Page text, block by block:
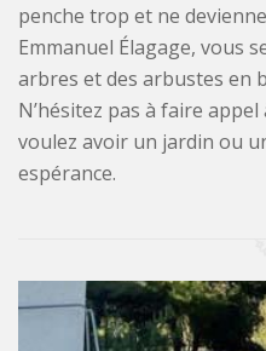
penche trop et ne
Emmanuel Élagage, vous
arbres et des arbustes en
N’hésitez pas à faire
voulez avoir un jardin ou
espérance.